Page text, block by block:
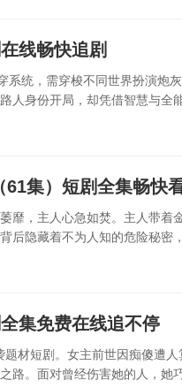
线畅快追剧
系统，需穿梭不同世界扮演炮
人身份开局，却凭借智慧与全
61集）短剧全集畅快
靡，主人心急如焚。主人带着
后隐藏着不为人知的危险秘密
集免费在线追不停
材短剧。女主前世因痴傻遭
路。面对曾经伤害她的人，她